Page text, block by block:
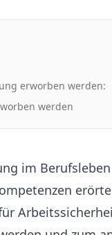
erworben werden:
werden
im Berufsleben